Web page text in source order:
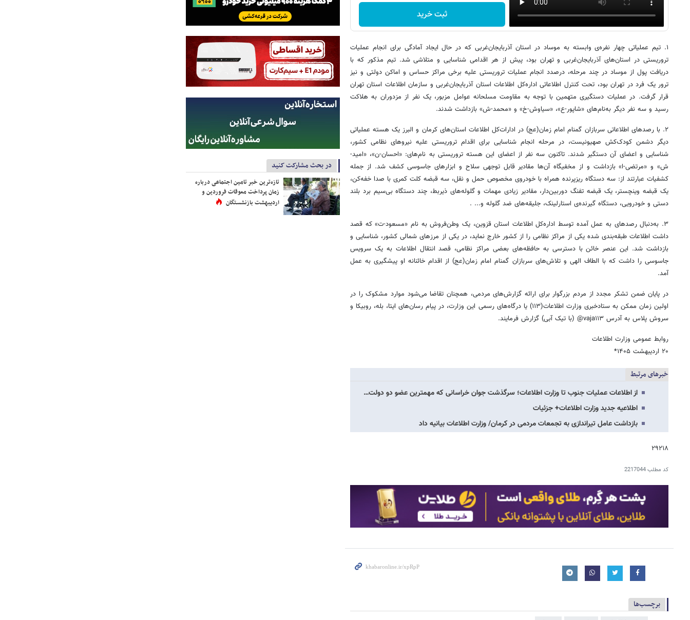
ثبت خرید
۱. تیم عملیاتی چهار نفره‌ی وابسته به موساد در استان آذربایجان‌غربی که در حال ایجاد آمادگی برای انجام عملیات
تروریستی در استان‌های آذربایجان‌غربی و تهران بود، پیش از هر اقدامی شناسایی و متلاشی شد. تیم مذکور که با
دریافت پول از موساد در چند مرحله، درصدد انجام عملیات تروریستی علیه برخی مراکز حساس و اماکن دولتی و نیز
ترور یک فرد در تهران بود، تحت کنترل اطلاعاتی اداره‌کل اطلاعات استان آذربایجان‌غربی و سازمان اطلاعات استان تهران
قرار گرفت. در عملیات دستگیری متهمین با توجه به مقاومت مسلحانه عوامل مزبور، یک نفر از مزدوران به هلاکت
رسید و سه نفر دیگر به‌نام‌های «شاپور-ع»، «سیاوش-خ» و «محمد-ش» بازداشت شدند.
۲. با رصدهای اطلاعاتی سربازان گمنام امام زمان(عج) در ادارات‌کل اطلاعات استان‌های کرمان و البرز یک هسته عملیاتی
دیگر دشمن کودک‌کش صهیونیست، در مرحله انجام شناسایی برای اقدام تروریستی علیه نیروهای نظامی کشور،
شناسایی و اعضای آن دستگیر شدند. تاکنون سه نفر از اعضای این هسته تروریستی به نام‌های: «احسان-ن»، «امید-
ش» و «مرتضی-ا» بازداشت و از مخفیگاه آن‌ها مقادیر قابل توجهی سلاح و ابزارهای جاسوسی کشف شد. از جمله
کشفیات عبارتند از: سه دستگاه ریزپرنده همراه با خودروی مخصوص حمل و نقل، سه قبضه کلت کمری با صدا خفه‌کن،
یک قبضه وینچستر، یک قبضه تفنگ دوربین‌دار، مقادیر زیادی مهمات و گلوله‌های ذیربط، چند دستگاه بی‌سیم برد بلند
دستی و خودرویی، دستگاه گیرنده‌ی استارلینک، جلیقه‌های ضد گلوله و... .
۳. به‌دنبال رصدهای به عمل آمده توسط اداره‌کل اطلاعات استان قزوین، یک وطن‌فروش به نام «مسعود-ت» که قصد
داشت اطلاعات طبقه‌بندی شده یکی از مراکز نظامی را از کشور خارج نماید، در یکی از مرزهای شمالی کشور، شناسایی و
بازداشت شد. این عنصر خائن با دسترسی به حافظه‌های بعضی مراکز نظامی، قصد انتقال اطلاعات به یک سرویس
جاسوسی را داشت که با الطاف الهی و تلاش‌های سربازان گمنام امام زمان(عج) از اقدام خائنانه او پیشگیری به عمل
آمد.
در پایان ضمن تشکر مجدد از مردم بزرگوار برای ارائه گزارش‌های مردمی، همچنان تقاضا می‌شود موارد مشکوک را در
اولین زمان ممکن به ستادخبری وزارت اطلاعات(۱۱۳) یا درگاه‌های رسمی این وزارت، در پیام رسان‌های ایتا، بله، روبیکا و
سروش پلاس به آدرس vaja۱۱۳@ (با تیک آبی) گزارش فرمایند.
روابط عمومی وزارت اطلاعات
۲۰ اردیبهشت ۱۴۰۵*
خبرهای مرتبط
از اطلاعات عملیات جنوب تا وزارت اطلاعات؛ سرگذشت جوان خراسانی که مهمترین عضو دو دولت…
اطلاعیه جدید وزارت اطلاعات+ جزئیات
بازداشت عامل تیراندازی به تجمعات مردمی در کرمان/ وزارت اطلاعات بیانیه داد
۲۹۲۱۸
کد مطلب2217044
برچسب‌ها
در بحث مشارکت کنید
تازه‌ترین خبر تامین اجتماعی درباره
زمان پرداخت معوقات فروردین و
اردیبهشت بازنشستگان